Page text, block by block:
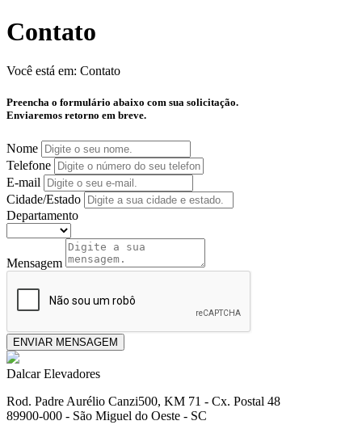
Contato
Você está em: Contato
Preencha o formulário abaixo com sua solicitação.
Enviaremos retorno em breve.
Nome
Telefone
E-mail
Cidade/Estado
Departamento
Mensagem
ENVIAR MENSAGEM
Dalcar Elevadores
Rod. Padre Aurélio Canzi500, KM 71 - Cx. Postal 48
89900-000 - São Miguel do Oeste - SC